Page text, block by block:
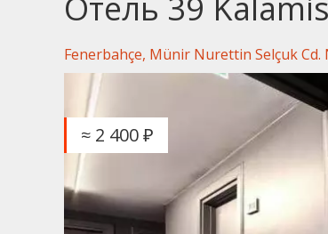
Fenerbahçe, Münir Nurettin Selçuk Cd.
≈ 2 400 ₽